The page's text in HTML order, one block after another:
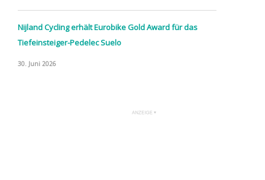
Nijland Cycling erhält Eurobike Gold Award für das
Tiefeinsteiger-Pedelec Suelo
30. Juni 2026